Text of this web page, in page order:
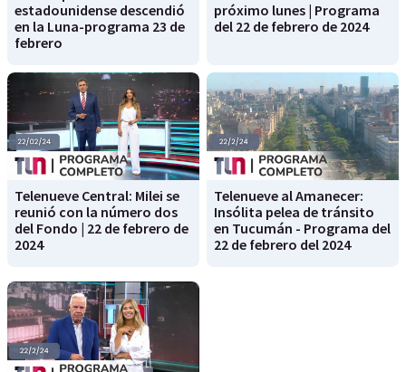
estadounidense descendió
en la Luna-programa 23 de
febrero
próximo lunes | Programa
del 22 de febrero de 2024
Telenueve Central: Milei se
reunió con la número dos
del Fondo | 22 de febrero de
2024
Telenueve al Amanecer:
Insólita pelea de tránsito
en Tucumán - Programa del
22 de febrero del 2024